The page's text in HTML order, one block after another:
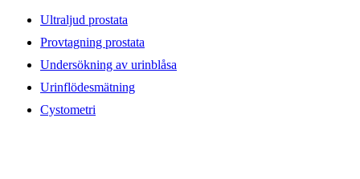
Ultraljud prostata
Provtagning prostata
Undersökning av urinblåsa
Urinflödesmätning
Cystometri